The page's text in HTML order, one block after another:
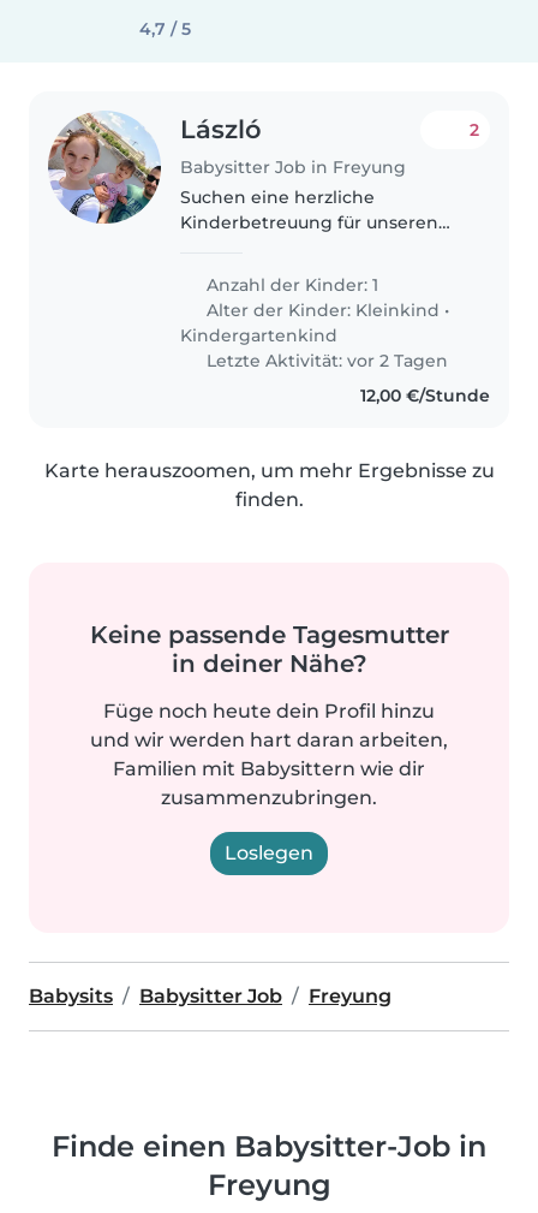
4,7 / 5
László
Babysitter Job in Freyung
2
Suchen eine herzliche
Kinderbetreuung für unseren
spielt und lacht. Unsere
Betreuung sucht jemand mit
Deutsch und eventuell
Ungarischkenntnis der mit..
Anzahl der Kinder: 1
Alter der Kinder: Kleinkind •
Kindergartenkind
Letzte Aktivität: vor 2 Tagen
12,00 €/Stunde
Karte herauszoomen, um mehr Ergebnisse zu
finden.
Keine passende Tagesmutter
in deiner Nähe?
Füge noch heute dein Profil hinzu
und wir werden hart daran arbeiten,
Familien mit Babysittern wie dir
zusammenzubringen.
Loslegen
Babysits Babysitter Job Freyung
Finde einen Babysitter-Job in
Freyung